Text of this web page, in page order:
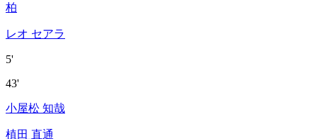
柏
レオ セアラ
5'
43'
小屋松 知哉
植田 直通